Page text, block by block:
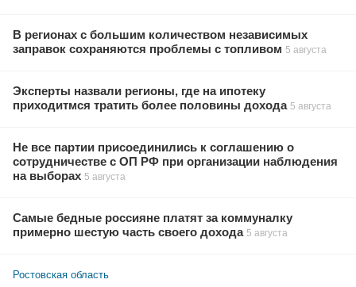
В регионах с большим количеством независимых
заправок сохраняются проблемы с топливом 5 августа
Эксперты назвали регионы, где на ипотеку
приходитмся тратить более половины дохода 5 августа
Не все партии присоединились к соглашению о
сотрудничестве с ОП РФ при организации наблюдения
на выборах 5 августа
Самые бедные россияне платят за коммуналку
примерно шестую часть своего дохода 5 августа
Ростовская область